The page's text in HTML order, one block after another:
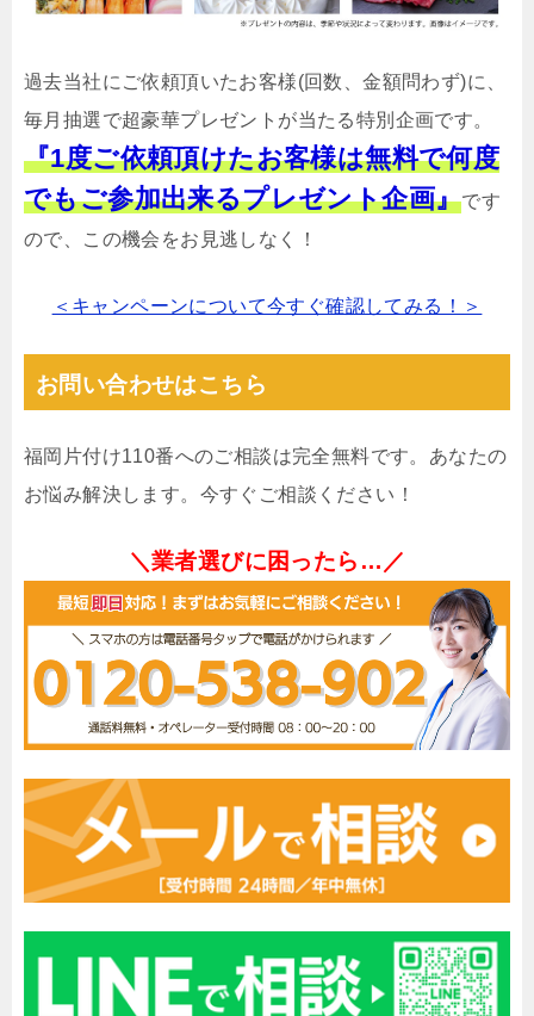
過去当社にご依頼頂いたお客様(回数、金額問わず)に、
毎月抽選で超豪華プレゼントが当たる特別企画です。
『1度ご依頼頂けたお客様は無料で何度
でもご参加出来るプレゼント企画』です
ので、この機会をお見逃しなく！
＜キャンペーンについて今すぐ確認してみる！＞
お問い合わせはこちら
福岡片付け110番へのご相談は完全無料です。あなたの
お悩み解決します。今すぐご相談ください！
＼業者選びに困ったら…／